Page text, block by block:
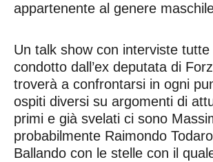
appartenente al genere
Un talk show con interviste tutte
condotto dall’ex deputata di
troverà a confrontarsi in ogni
ospiti diversi su argomenti di
primi e già svelati ci sono
probabilmente Raimondo
Ballando con le stelle con il